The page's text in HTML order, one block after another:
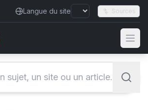
Langue du site Sources